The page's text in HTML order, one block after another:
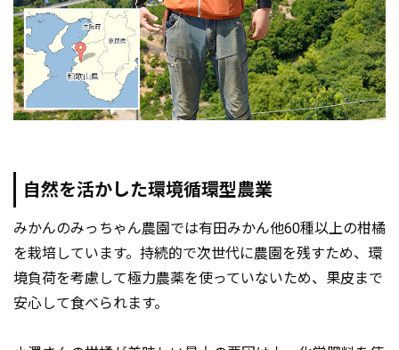
自然を活かした環境循環型農業
みかんのみっちゃん農園では有田みかん他60種以上の柑橘
を栽培しています。持続的で次世代に農園を残すため、環
境負荷を考慮して極力農薬を使っていないため、果皮まで
安心して食べられます。